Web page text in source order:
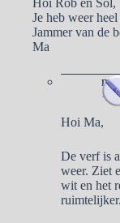
Je heb weer
Jammer van de
Ma
11
Hoi Ma,
De verf is
weer. Ziet
wit en het
ruimtelijker.